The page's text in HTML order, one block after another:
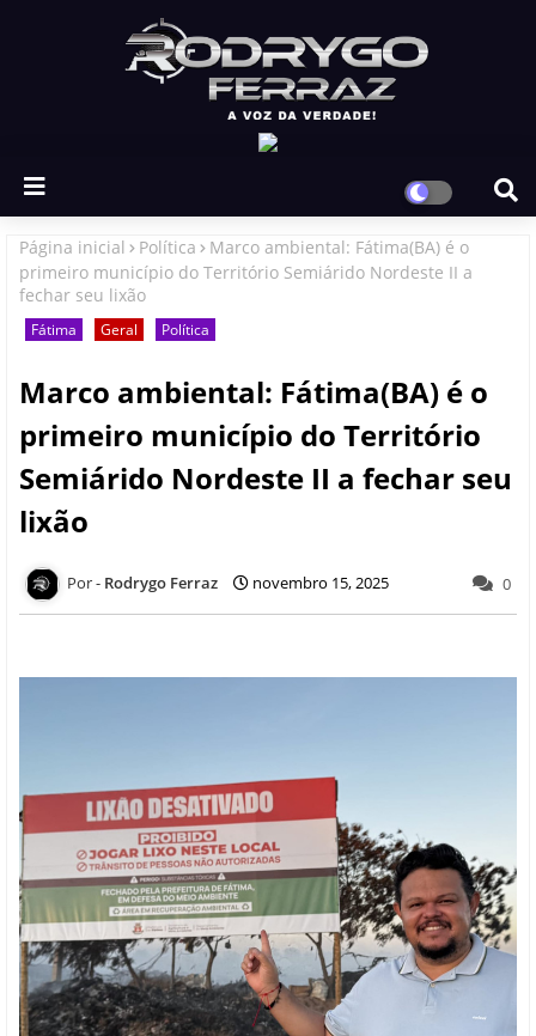
Página inicial Política
Marco ambiental: Fátima(BA) é o
primeiro município do Território Semiárido Nordeste II a
fechar seu lixão
Fátima Geral Política
Marco ambiental: Fátima(BA) é o
primeiro município do Território
Semiárido Nordeste II a fechar seu
lixão
Rodrygo Ferraz novembro 15, 2025 0